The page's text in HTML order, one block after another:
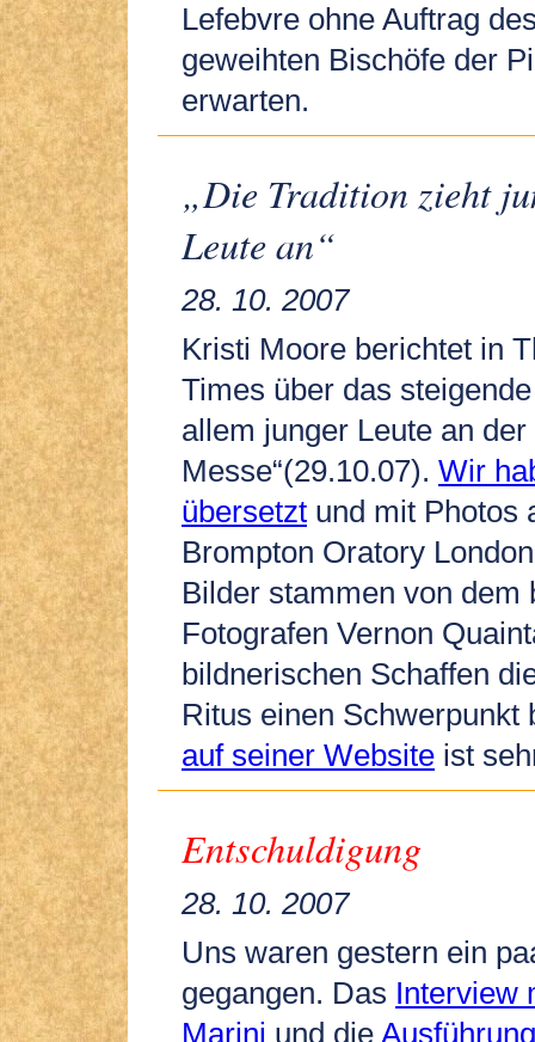
Lefebvre ohne Auftrag
geweihten Bischöfe der
erwarten.
„Die Tradition zieht
Leute an“
28. 10. 2007
Kristi Moore berichtet in
Times über das
allem junger Leute an der
Messe“(29.10.07). Wir
übersetzt und mit Photos
Brompton Oratory
Bilder stammen von dem
Fotografen Vernon
bildnerischen Schaffen
Ritus einen
auf seiner Website ist
Entschuldigung
28. 10. 2007
Uns waren gestern ein
gegangen. Das Interview
Marini und die